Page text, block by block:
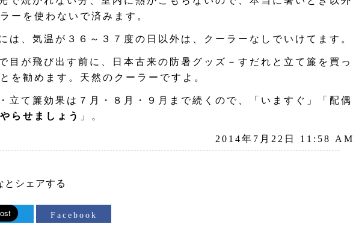
ーを使わないで済みます。
は、気温が３６～３７度の日以外は、クーラーなしでいけてます。
目が飛び出す前に、日本古来の防暑グッズ－すだれと立て簾を買っ
を勧めます。天然のクーラーですよ。
立て簾効果は７月・８月・９月まで続くので、「いますぐ」「配偶
やらせましょう 」。
2014年7月22日 11:58 AM
とシェアする
Facebook